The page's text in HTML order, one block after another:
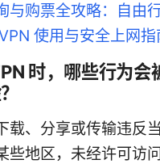
与购票全攻略：自由
使用与安全上网指
时，哪些行为会
载、分享或传输违反
些地区，未经许可访